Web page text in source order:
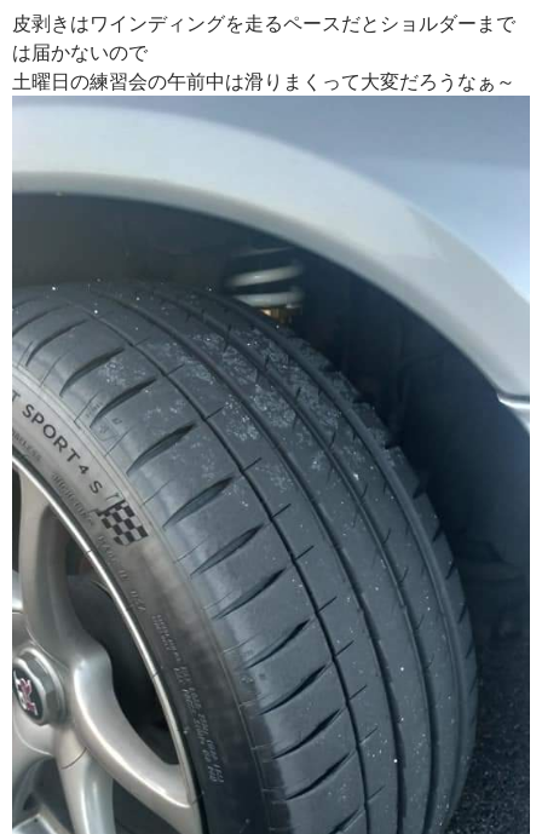
皮剥きはワインディングを走るペースだとショルダーまで
は届かないので
土曜日の練習会の午前中は滑りまくって大変だろうなぁ～